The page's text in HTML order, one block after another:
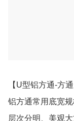
【U型铝方通-方
铝方通常用底宽
层次分明、美观大